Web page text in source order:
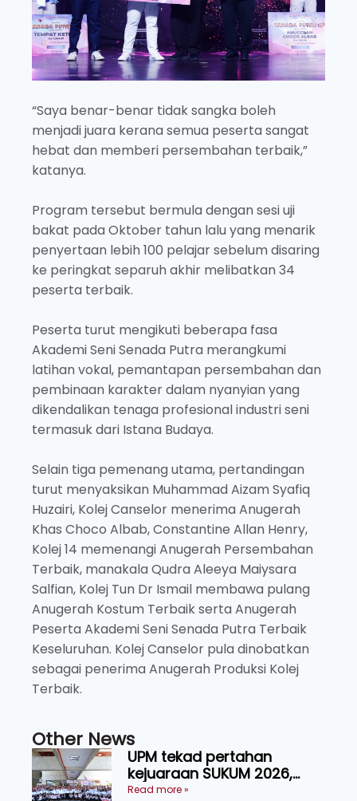
“Saya benar-benar tidak sangka boleh
menjadi juara kerana semua peserta sangat
hebat dan memberi persembahan terbaik,”
katanya.
Program tersebut bermula dengan sesi uji
bakat pada Oktober tahun lalu yang menarik
penyertaan lebih 100 pelajar sebelum disaring
ke peringkat separuh akhir melibatkan 34
peserta terbaik.
Peserta turut mengikuti beberapa fasa
Akademi Seni Senada Putra merangkumi
latihan vokal, pemantapan persembahan dan
pembinaan karakter dalam nyanyian yang
dikendalikan tenaga profesional industri seni
termasuk dari Istana Budaya.
Selain tiga pemenang utama, pertandingan
turut menyaksikan Muhammad Aizam Syafiq
Huzairi, Kolej Canselor menerima Anugerah
Khas Choco Albab, Constantine Allan Henry,
Kolej 14 memenangi Anugerah Persembahan
Terbaik, manakala Qudra Aleeya Maiysara
Salfian, Kolej Tun Dr Ismail membawa pulang
Anugerah Kostum Terbaik serta Anugerah
Peserta Akademi Seni Senada Putra Terbaik
Keseluruhan. Kolej Canselor pula dinobatkan
sebagai penerima Anugerah Produksi Kolej
Terbaik.
Other News
UPM tekad pertahan
kejuaraan SUKUM 2026,
sasar 16 pingat emas
Read more »